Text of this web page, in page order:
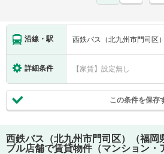
沿線・駅 西鉄バス（北九州市門司区）
詳細条件 【家賃】設定無し
この条件を保存
西鉄バス（北九州市門司区）（福岡
ブル店舗で賃貸物件（マンション・